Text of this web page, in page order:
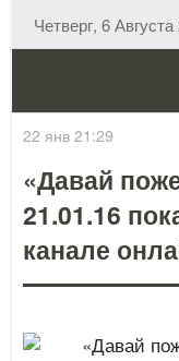
Четверг, 6
22 янв 21:29
«Давай
21.01.16
канале